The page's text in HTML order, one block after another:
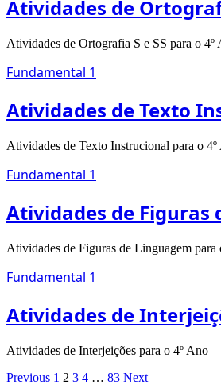
Atividades de
Atividades de Ortografia S e SS para o
Fundamental 1
Atividades de Texto
Atividades de Texto Instrucional para o
Fundamental 1
Atividades de Figuras
Atividades de Figuras de Linguagem
Fundamental 1
Atividades de
Atividades de Interjeições para o 4º Ano
Previous 1 2 3 4 … 83 Next